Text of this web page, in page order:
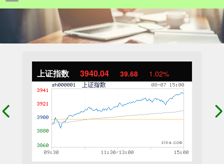
上证指数 3940.04 39.68 1.02%